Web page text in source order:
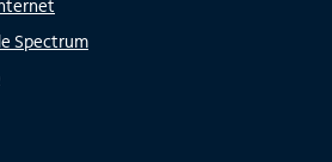
Spectrum